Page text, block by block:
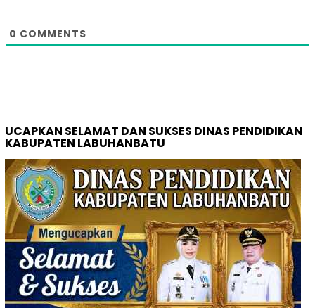
0 COMMENTS
UCAPKAN SELAMAT DAN SUKSES DINAS PENDIDIKAN
KABUPATEN LABUHANBATU